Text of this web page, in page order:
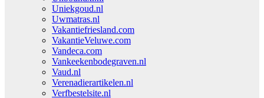
Uniekgoud.nl
Uwmatras.nl
Vakantiefriesland.com
VakantieVeluwe.com
Vandeca.com
Vankeekenbodegraven.nl
Vaud.nl
Verenadierartikelen.nl
Verfbestelsite.nl